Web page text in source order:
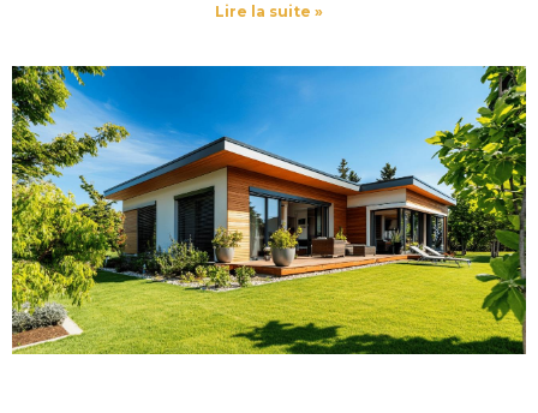
Lire la suite »